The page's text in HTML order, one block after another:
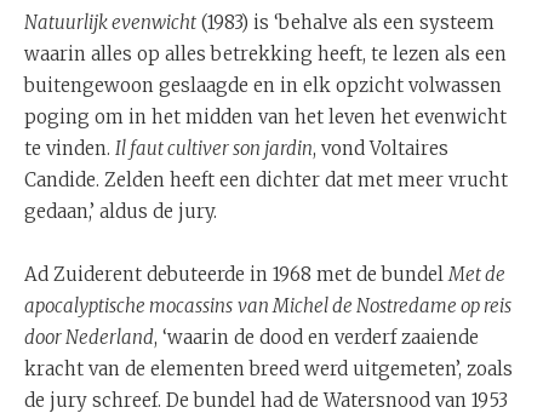
Natuurlijk evenwicht (1983) is ‘behalve als een systeem
waarin alles op alles betrekking heeft, te lezen als een
buitengewoon geslaagde en in elk opzicht volwassen
poging om in het midden van het leven het evenwicht
te vinden. Il faut cultiver son jardin, vond Voltaires
Candide. Zelden heeft een dichter dat met meer vrucht
gedaan,’ aldus de jury.
Ad Zuiderent debuteerde in 1968 met de bundelMet de
apocalyptische mocassins van Michel de Nostredame op reis
door Nederland, ‘waarin de dood en verderf zaaiende
kracht van de elementen breed werd uitgemeten’, zoals
de jury schreef. De bundel had de Watersnood van 1953